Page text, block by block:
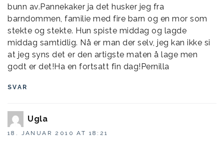
bunn av.Pannekaker ja det husker jeg fra
barndommen, familie med fire barn og en mor som
stekte og stekte. Hun spiste middag og lagde
middag samtidlig. Nå er man der selv, jeg kan ikke si
at jeg syns det er den artigste maten å lage men
godt er det!Ha en fortsatt fin dag!Pernilla
SVAR
Ugla
18. JANUAR 2010 AT 18:21